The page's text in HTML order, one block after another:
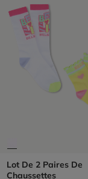
Lot De 2 Paires De
Chaussettes